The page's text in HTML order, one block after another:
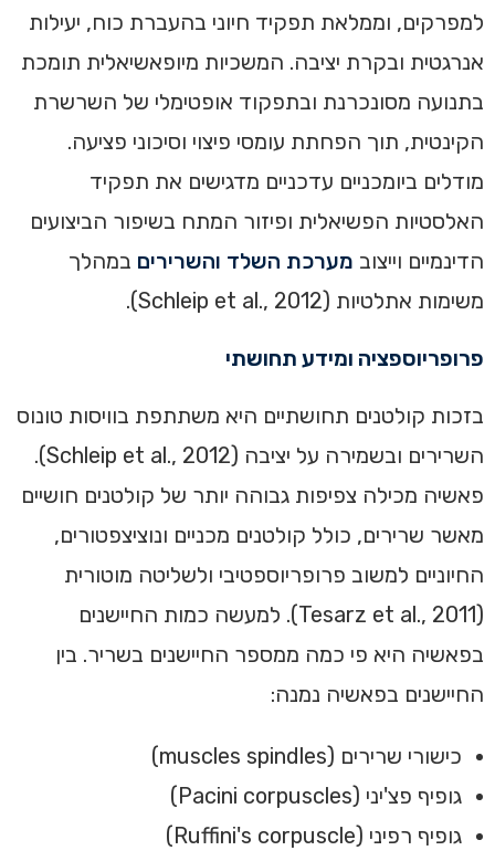
למפרקים, וממלאת תפקיד חיוני בהעברת כוח, יעילות
אנרגטית ובקרת יציבה. המשכיות מיופאשיאלית תומכת
בתנועה מסונכרנת ובתפקוד אופטימלי של השרשרת
הקינטית, תוך הפחתת עומסי פיצוי וסיכוני פציעה.
מודלים ביומכניים עדכניים מדגישים את תפקיד
האלסטיות הפשיאלית ופיזור המתח בשיפור הביצועים
הדינמיים וייצוב מערכת השלד והשרירים במהלך
משימות אתלטיות (Schleip et al., 2012).
פרופריוספציה ומידע תחושתי
בזכות קולטנים תחושתיים היא משתתפת בוויסות טונוס
השרירים ובשמירה על יציבה (Schleip et al., 2012).
פאשיה מכילה צפיפות גבוהה יותר של קולטנים חושיים
מאשר שרירים, כולל קולטנים מכניים ונוציצפטורים,
החיוניים למשוב פרופריוספטיבי ולשליטה מוטורית
(Tesarz et al., 2011). למעשה כמות החיישנים
בפאשיה היא פי כמה ממספר החיישנים בשריר. בין
החיישנים בפאשיה נמנה:
כישורי שרירים (muscles spindles)
גופיף פצ'יני (Pacini corpuscles)
גופיף רפיני (Ruffini's corpuscle)